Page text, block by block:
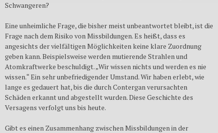
Schwangeren?
Eine unheimliche Frage, die bisher meist unbeantwortet bleibt, ist die
Frage nach dem Risiko von Missbildungen. Es heißt, dass es
angesichts der vielfältigen Möglichkeiten keine klare Zuordnung
geben kann. Beispielsweise werden mutierende Strahlen und
Atomkraftwerke beschuldigt. „Wir wissen nichts und werden es nie
wissen.“ Ein sehr unbefriedigender Umstand. Wir haben erlebt, wie
lange es gedauert hat, bis die durch Contergan verursachten
Schäden erkannt und abgestellt wurden. Diese Geschichte des
Versagens verfolgt uns bis heute.
Gibt es einen Zusammenhang zwischen Missbildungen in der